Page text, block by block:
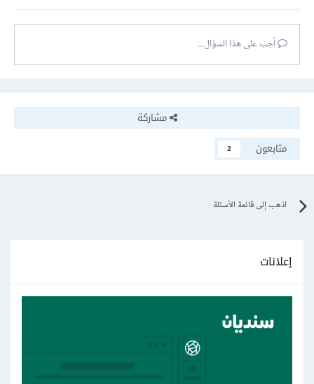
أجب على هذا السؤال...
مشاركة
متابعون
2
اذهب إلى قائمة الأسئلة
إعلانات